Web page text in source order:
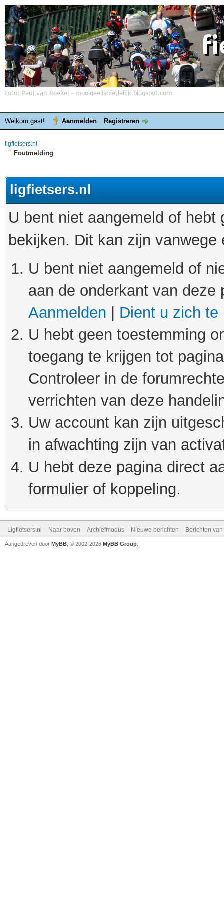
Welkom gast! Aanmelden Registreren
ligfietsers.nl
Foutmelding
ligfietsers.nl
U bent niet aangemeld of
bekijken. Dit kan zijn
U bent niet aangemeld of
aan de onderkant van
Aanmelden
Dient u zich te
U hebt geen toestemming
toegang te krijgen tot
Controleer in de
verrichten van deze
Uw account kan zijn
in afwachting zijn van
U hebt deze pagina direct
formulier of koppeling.
Ligfietsers.nl Naar boven Archiefmodus Nieuwe berichten Berichten
Aangedreven door MyBB , © 2002-2026 MyBB Group